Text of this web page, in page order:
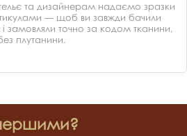
та дизайнерам надаємо зразки
— щоб ви завжди бачили
замовляли точно за кодом тканини,
плутанини.